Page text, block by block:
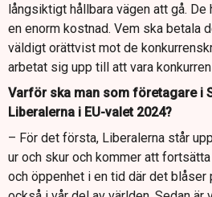
långsiktigt hållbara vägen att gå. De
en enorm kostnad. Vem ska betala
väldigt orättvist mot de
arbetat sig upp till att vara
Varför ska man som företagare i
Liberalerna i EU-valet 2024?
– För det första, Liberalerna står
ur och skur och kommer att
och öppenhet i en tid där det